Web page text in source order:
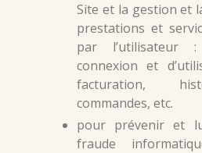
Site et la gestion et
prestations et
par l’utilisateur
connexion et
facturation,
commandes, etc.
pour prévenir et
fraude